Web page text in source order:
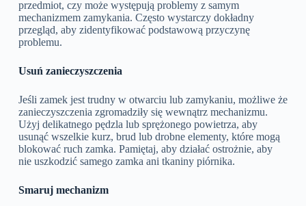
przedmiot, czy może występują problemy z samym
mechanizmem zamykania. Często wystarczy dokładny
przegląd, aby zidentyfikować podstawową przyczynę
problemu.
Usuń zanieczyszczenia
Jeśli zamek jest trudny w otwarciu lub zamykaniu, możliwe że
zanieczyszczenia zgromadziły się wewnątrz mechanizmu.
Użyj delikatnego pędzla lub sprężonego powietrza, aby
usunąć wszelkie kurz, brud lub drobne elementy, które mogą
blokować ruch zamka. Pamiętaj, aby działać ostrożnie, aby
nie uszkodzić samego zamka ani tkaniny piórnika.
Smaruj mechanizm